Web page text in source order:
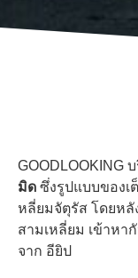
GOODLOOKING
มิด ซึ่งรูปแบบของเ
หลี่ยมจัตุรัส โดยหลั
สามเหลี่ยม เข้าห
จาก อียิป